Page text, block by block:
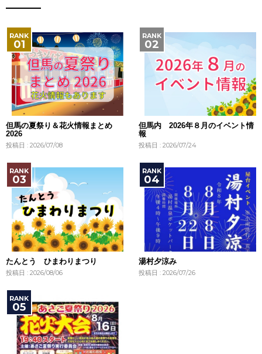
但馬の夏祭り＆花火情報まとめ
2026
投稿日 : 2026/07/08
但馬内 2026年８月のイベント情
報
投稿日 : 2026/07/24
たんとう ひまわりまつり
投稿日 : 2026/08/06
湯村夕涼み
投稿日 : 2026/07/26